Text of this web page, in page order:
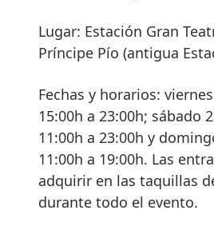
Lugar: Estación Gran
Príncipe Pío (antigua
Fechas y horarios:
15:00h a 23:00h; sábado
11:00h a 23:00h y
11:00h a 19:00h. Las
adquirir en las taquillas
durante todo el evento.